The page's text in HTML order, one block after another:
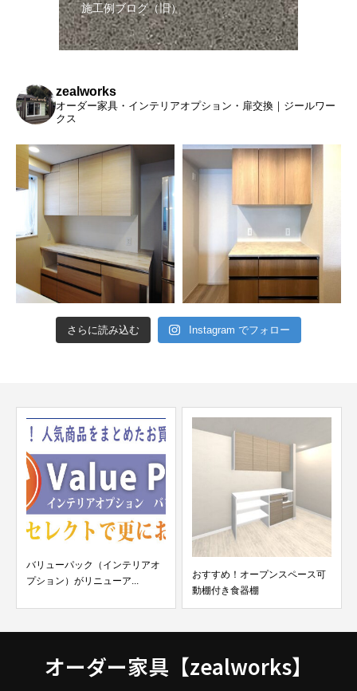
施工例ブログ（旧）
zealworks
オーダー家具・インテリアオプション・扉交換｜ジールワー
クス
さらに読み込む Instagram でフォロー
バリューパック（インテリアオ
プション）がリニューア...
おすすめ！オープンスペース可
動棚付き食器棚
オーダー家具【zealworks】